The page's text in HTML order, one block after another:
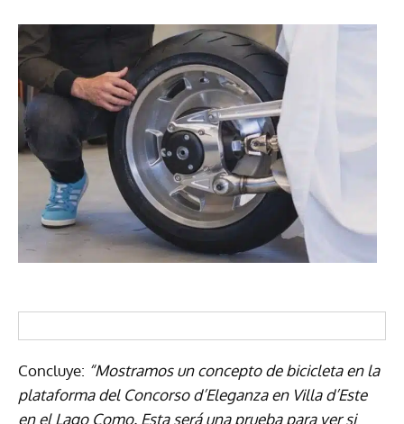
Concluye: “Mostramos un concepto de bicicleta en la
plataforma del Concorso d’Eleganza en Villa d’Este
en el Lago Como. Esta será una prueba para ver si